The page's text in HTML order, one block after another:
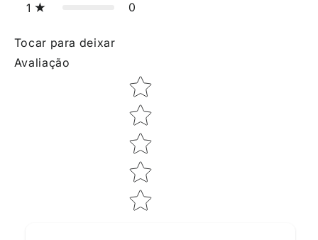
1 0
Tocar para deixar
Avaliação
Star rating